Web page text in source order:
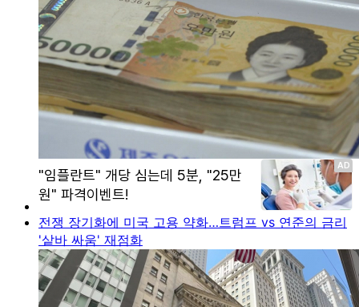
전쟁 장기화에 미국 고용 약화…트럼프 vs 연준의 금리
'샅바 싸움' 재점화